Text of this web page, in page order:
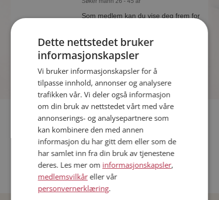
Som medlem kan du vise deg frem for
se hvem som synes du er interessant.
Fler single
Flere singlekvinner fra Råde :Zaneta, Randi,Chomphunut
Menn fra Råde
Date kvinner i Norge
Date menn i Norge
Dette nettstedet bruker
informasjonskapsler
Vi bruker informasjonskapsler for å
tilpasse innhold, annonser og analysere
trafikken vår. Vi deler også informasjon
om din bruk av nettstedet vårt med våre
annonserings- og analysepartnere som
kan kombinere den med annen
informasjon du har gitt dem eller som de
har samlet inn fra din bruk av tjenestene
deres. Les mer om informasjonskapsler,
medlemsvilkåreller vår
personvernerklæring.